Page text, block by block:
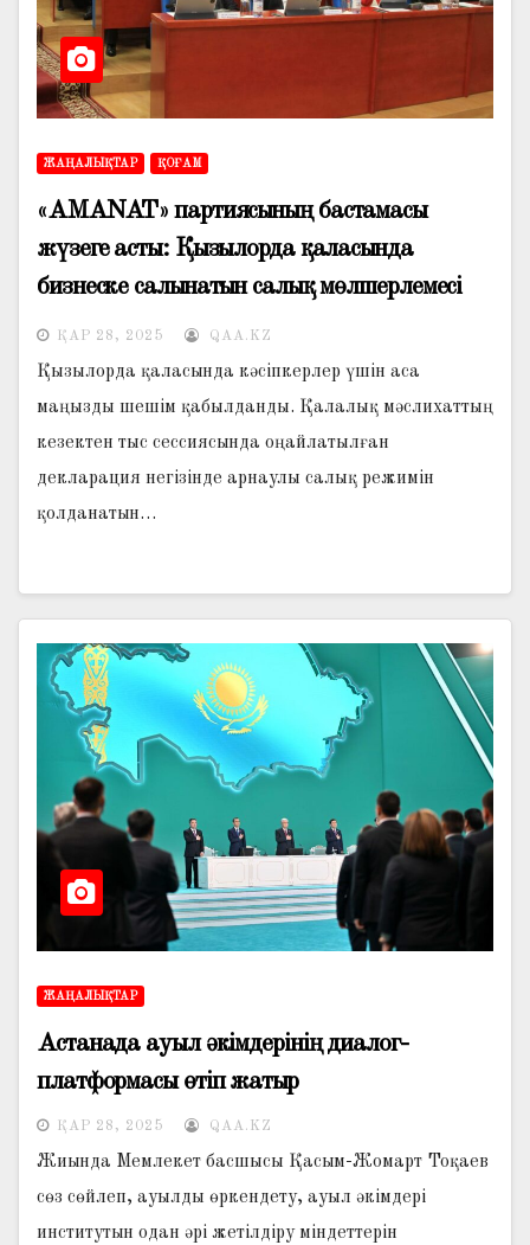
ЖАҢАЛЫҚТАР ҚОҒАМ
«AMANAT» партиясының бастамасы
жүзеге асты: Қызылорда қаласында
бизнеске салынатын салық мөлшерлемесі
төмендеді
ҚАР 28, 2025 QAA.KZ
Қызылорда қаласында кәсіпкерлер үшін аса
маңызды шешім қабылданды. Қалалық мәслихаттың
кезектен тыс сессиясында оңайлатылған
декларация негізінде арнаулы салық режимін
қолданатын…
ЖАҢАЛЫҚТАР
Астанада ауыл әкімдерінің диалог-
платформасы өтіп жатыр
ҚАР 28, 2025 QAA.KZ
Жиында Мемлекет басшысы Қасым-Жомарт Тоқаев
сөз сөйлеп, ауылды өркендету, ауыл әкімдері
институтын одан әрі жетілдіру міндеттерін